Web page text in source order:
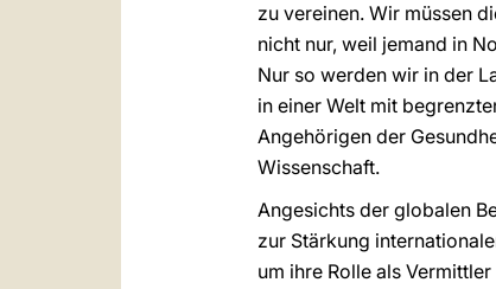
zu vereinen. Wir müssen
nicht nur, weil jemand in
Nur so werden wir in der
in einer Welt mit
Angehörigen der
Wissenschaft.
Angesichts der globalen
zur Stärkung
um ihre Rolle als